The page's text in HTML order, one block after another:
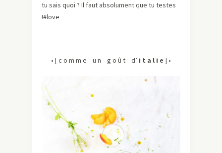
tu sais quoi ? Il faut absolument que tu testes
!#love
• [ c o m m e u n g o û t d’ i t a l i e ] •